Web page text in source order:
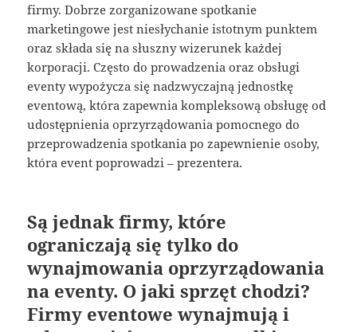
firmy. Dobrze zorganizowane spotkanie
marketingowe jest niesłychanie istotnym punktem
oraz składa się na słuszny wizerunek każdej
korporacji. Często do prowadzenia oraz obsługi
eventy wypożycza się nadzwyczajną jednostkę
eventową, która zapewnia kompleksową obsługę od
udostępnienia oprzyrządowania pomocnego do
przeprowadzenia spotkania po zapewnienie osoby,
która event poprowadzi – prezentera.
Są jednak firmy, które
ograniczają się tylko do
wynajmowania oprzyrządowania
na eventy. O jaki sprzęt chodzi?
Firmy eventowe wynajmują i